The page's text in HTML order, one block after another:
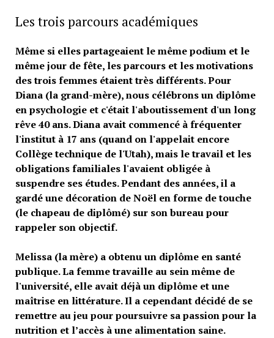
Les trois parcours académiques
Même si elles partageaient le même podium et le
même jour de fête, les parcours et les motivations
des trois femmes étaient très différents. Pour
Diana (la grand-mère), nous célébrons un diplôme
en psychologie et c'était l'aboutissement d'un long
rêve40 ans. Diana avait commencé à fréquenter
l'institut à 17 ans (quand on l'appelait encore
Collège technique de l'Utah), mais le travail et les
obligations familiales l'avaient obligée à
suspendre ses études. Pendant des années, il a
gardé une décoration de Noël en forme de touche
(le chapeau de diplômé) sur son bureau pour
rappeler son objectif.
Melissa (la mère) a obtenu un diplôme en santé
publique. La femme travaille au sein même de
l'université, elle avait déjà un diplôme et une
maîtrise en littérature. Il a cependant décidé de se
remettre au jeu pour poursuivre sa passion pour la
nutrition et l’accès à une alimentation saine.